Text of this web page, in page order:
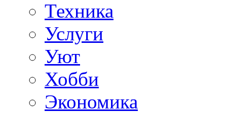
Техника
Услуги
Уют
Хобби
Экономика